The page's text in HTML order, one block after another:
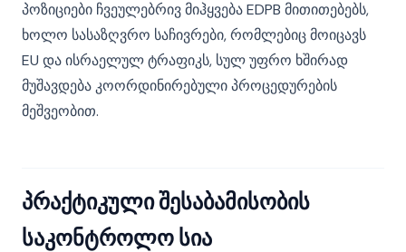
პოზიციები ჩვეულებრივ მიჰყვება EDPB მითითებებს,
ხოლო სასაზღვრო საჩივრები, რომლებიც მოიცავს
EU და ისრაელულ ტრაფიკს, სულ უფრო ხშირად
მუშავდება კოორდინირებული პროცედურების
მეშვეობით.
პრაქტიკული შესაბამისობის
საკონტროლო სია